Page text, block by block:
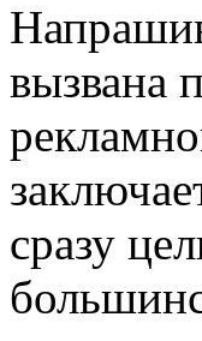
вызвана
сразу